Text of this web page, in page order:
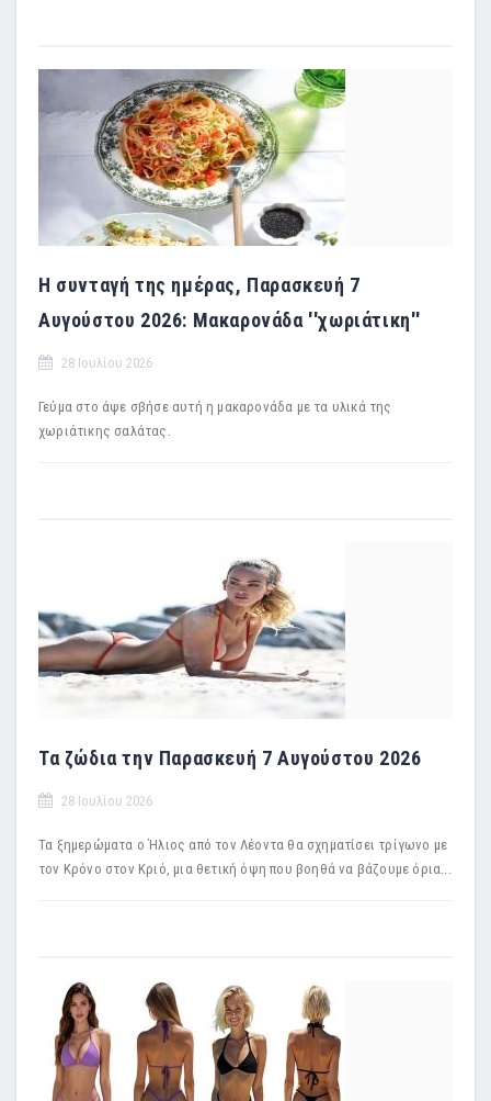
Η συνταγή της ημέρας, Παρασκευή 7
Αυγούστου 2026: Μακαρονάδα ''χωριάτικη''
28 Ιουλίου 2026
Γεύμα στο άψε σβήσε αυτή η μακαρονάδα με τα υλικά της
χωριάτικης σαλάτας.
Τα ζώδια την Παρασκευή 7 Αυγούστου 2026
28 Ιουλίου 2026
Τα ξημερώματα ο Ήλιος από τον Λέοντα θα σχηματίσει τρίγωνο με
τον Κρόνο στον Κριό, μια θετική όψη που βοηθά να βάζουμε όρια...